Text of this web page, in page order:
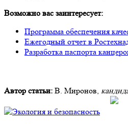
Возможно вас заинтересует:
Программа обеспечения
Ежегодный отчет в
Разработка паспорта
Автор статьи: В. Миронов,